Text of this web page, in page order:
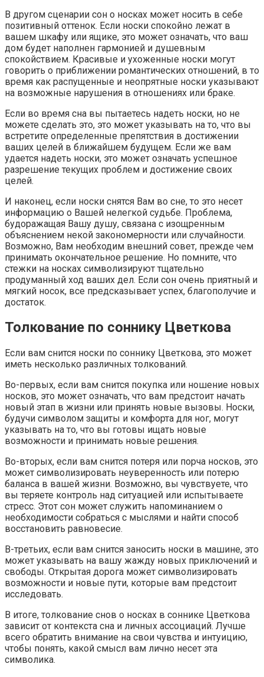
В другом сценарии сон о носках может носить в себе
позитивный оттенок. Если носки спокойно лежат в
вашем шкафу или ящике, это может означать, что ваш
дом будет наполнен гармонией и душевным
спокойствием. Красивые и ухоженные носки могут
говорить о приближении романтических отношений, в то
время как распущенные и неопрятные носки указывают
на возможные нарушения в отношениях или браке.
Если во время сна вы пытаетесь надеть носки, но не
можете сделать это, это может указывать на то, что вы
встретите определенные препятствия в достижении
ваших целей в ближайшем будущем. Если же вам
удается надеть носки, это может означать успешное
разрешение текущих проблем и достижение своих
целей.
И наконец, если носки снятся Вам во сне, то это несет
информацию о Вашей нелегкой судьбе. Проблема,
будоражащая Вашу душу, связана с изощренным
объяснением некой закономерности или случайности.
Возможно, Вам необходим внешний совет, прежде чем
принимать окончательное решение. Но помните, что
стежки на носках символизируют тщательно
продуманный ход ваших дел. Если сон очень приятный и
мягкий носок, все предсказывает успех, благополучие и
достаток.
Толкование по соннику Цветкова
Если вам снится носки по соннику Цветкова, это может
иметь несколько различных толкований.
Во-первых, если вам снится покупка или ношение новых
носков, это может означать, что вам предстоит начать
новый этап в жизни или принять новые вызовы. Носки,
будучи символом защиты и комфорта для ног, могут
указывать на то, что вы готовы ищать новые
возможности и принимать новые решения.
Во-вторых, если вам снится потеря или порча носков, это
может символизировать неуверенность или потерю
баланса в вашей жизни. Возможно, вы чувствуете, что
вы теряете контроль над ситуацией или испытываете
стресс. Этот сон может служить напоминанием о
необходимости собраться с мыслями и найти способ
восстановить равновесие.
В-третьих, если вам снится заносить носки в машине, это
может указывать на вашу жажду новых приключений и
свободы. Открытая дорога может символизировать
возможности и новые пути, которые вам предстоит
исследовать.
В итоге, толкование снов о носках в соннике Цветкова
зависит от контекста сна и личных ассоциаций. Лучше
всего обратить внимание на свои чувства и интуицию,
чтобы понять, какой смысл вам лично несет эта
символика.